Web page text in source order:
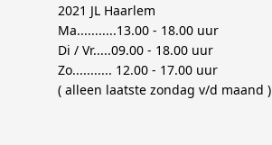
2021 JL Haarlem
Ma...........13.00 - 18.00 uur
Di / Vr.....09.00 - 18.00 uur
Zo........... 12.00 - 17.00 uur
( alleen laatste zondag v/d maand )